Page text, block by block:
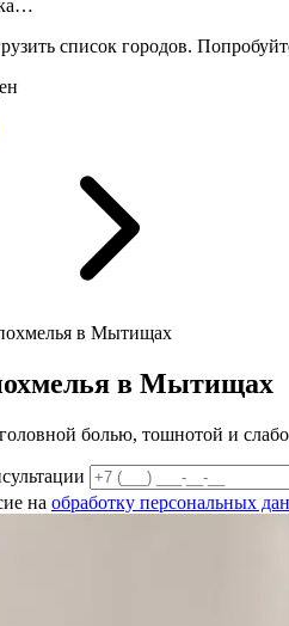
список городов.
в Мытищах
в Мытищах
болью, тошнотой и
на обработку персональных